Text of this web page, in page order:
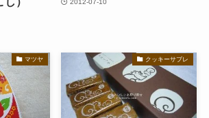
マツヤ クッキーサブレ